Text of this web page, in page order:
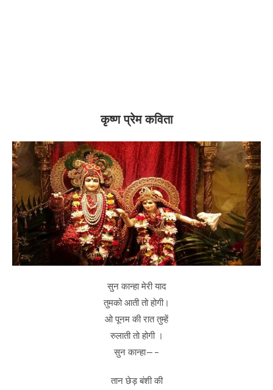
कृष्ण प्रेम कविता
सुन कान्हा मेरी याद
तुमको आती तो होगी।
ओ पूनम की रात तुम्हें
रुलाती तो होगी ।
सुन कान्हा—–
तान छेड़ बंशी की